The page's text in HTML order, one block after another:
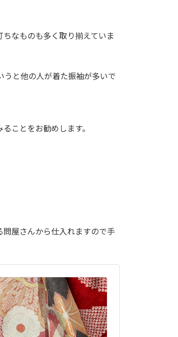
なものも多く取り揃えていま
うと他の人が着た振袖が多いで
ことをお勧めします。
問屋さんから仕入れますので手